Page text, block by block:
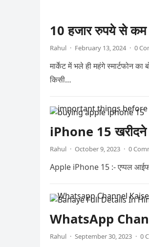
10 हजार रुपये से कम
Rahul · February 13, 2024 · 0
मार्केट में भले ही महंगे स्मार्टफोन
किसी…
iPhone 15 खरीदने
Rahul · October 9, 2023 · 0
Apple iPhone 15 :- एप्पल आईफोन
WhatsApp
Rahul · September 30, 2023 · 0